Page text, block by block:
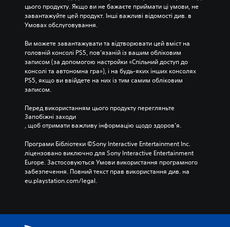
цього продукту. Якщо ви не бажаєте приймати ці умови, не
завантажуйте цей продукт. Інші важливі відомості див. в
Умовах обслуговування.
Ви можете завантажувати та відтворювати цей вміст на
головній консолі PS5, пов’язаній із вашим обліковим
записом (за допомогою настройки «Спільний доступ до
консолі та автономна гра»), і на будь-яких інших консолях
PS5, якщо ви ввійдете на них із тим самим обліковим
записом.
Перед використанням цього продукту перегляньте
Запобіжні заходи
, щоб отримати важливу інформацію щодо здоров’я.
Програми Бібліотеки ©Sony Interactive Entertainment Inc.
ліцензовано виключно для Sony Interactive Entertainment
Europe. Застосовуються Умови використання програмного
забезпечення. Повний текст прав використання див. на
eu.playstation.com/legal.